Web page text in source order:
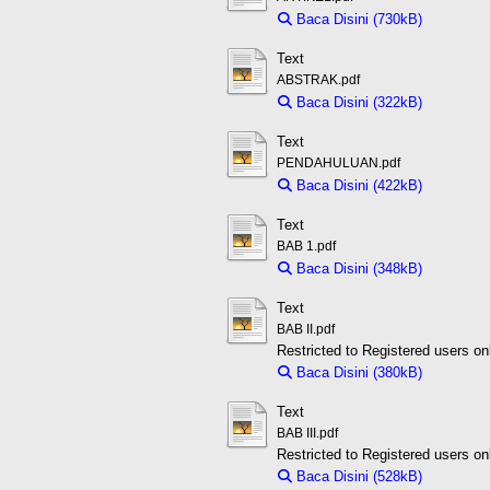
Baca Disini (730kB)
Text
ABSTRAK.pdf
Baca Disini (322kB)
Text
PENDAHULUAN.pdf
Baca Disini (422kB)
Text
BAB 1.pdf
Baca Disini (348kB)
Text
BAB II.pdf
Restricted to Registered users
Baca Disini (380kB)
Text
BAB III.pdf
Restricted to Registered users
Baca Disini (528kB)